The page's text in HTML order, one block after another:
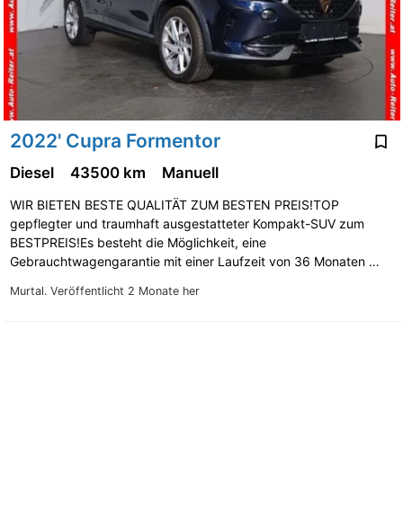
2022' Cupra Formentor
Murtal. Veröffentlicht 2 Monate her
Diesel 43500 km Manuell
WIR BIETEN BESTE QUALITÄT ZUM BESTEN PREIS!TOP
gepflegter und traumhaft ausgestatteter Kompakt-SUV zum
BESTPREIS!Es besteht die Möglichkeit, eine
Gebrauchtwagengarantie mit einer Laufzeit von 36 Monaten …